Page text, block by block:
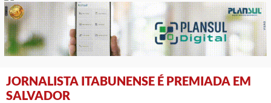
JORNALISTA ITABUNENSE É PREMIADA EM
SALVADOR